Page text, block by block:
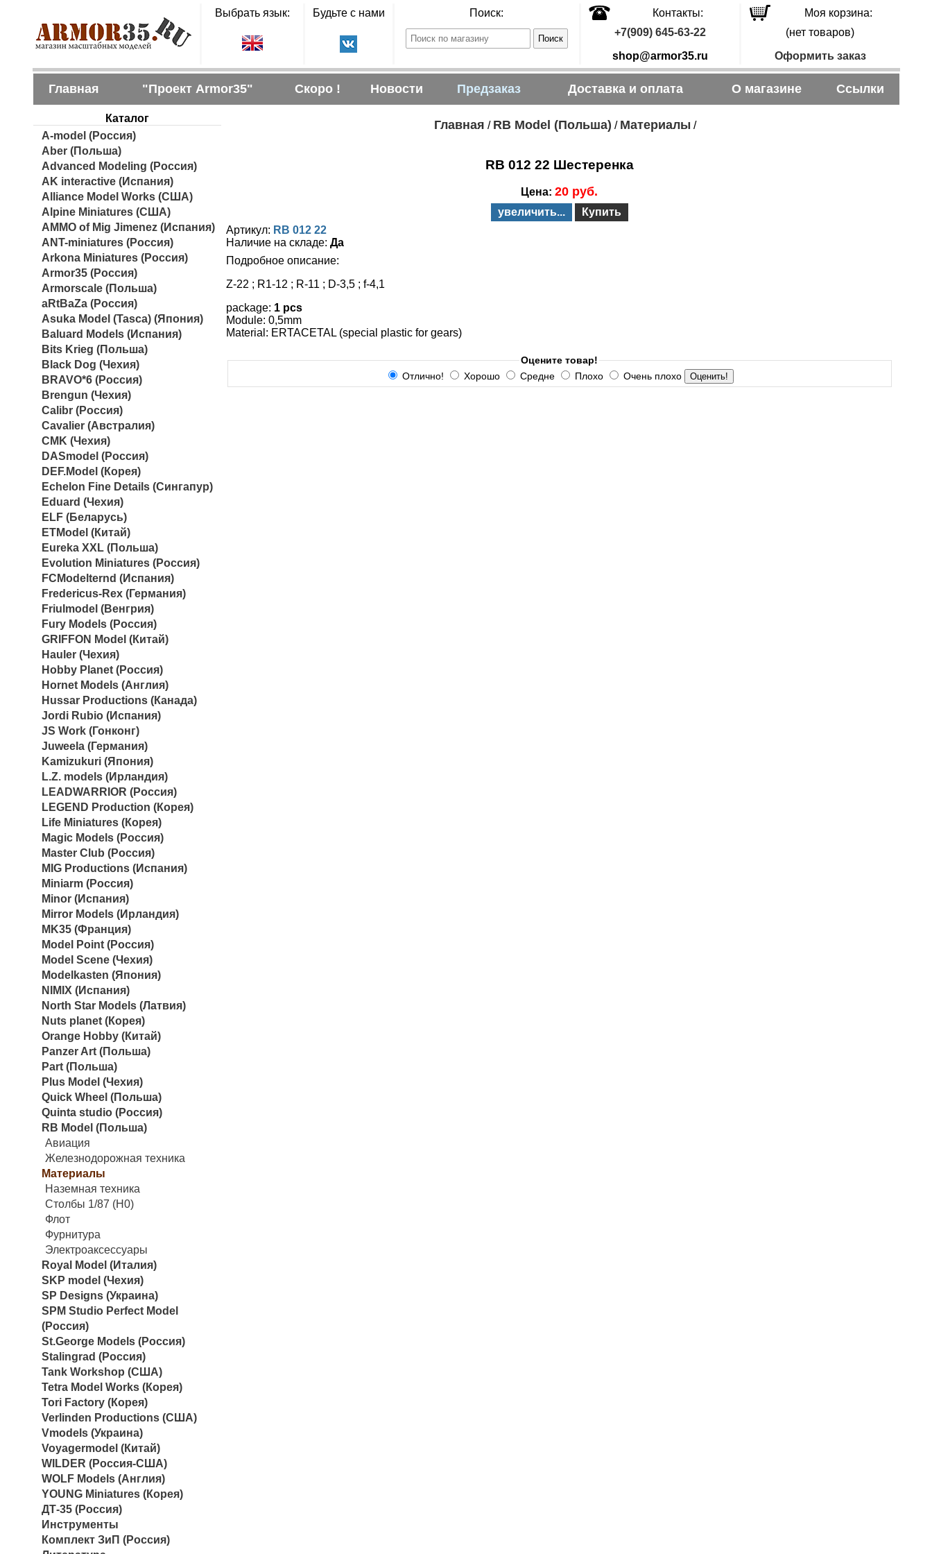
Выбрать язык: Будьте с нами Поиск: Контакты:
Моя корзина:
+7(909) 645-63-22
shop@armor35.ru
(нет товаров)
Оформить заказ
Главная "Проект Armor35" Скоро ! Новости Предзаказ Доставка и оплата О магазине Ссылки
Каталог
A-model (Россия)
Aber (Польша)
Advanced Modeling (Россия)
AK interactive (Испания)
Alliance Model Works (США)
Alpine Miniatures (США)
AMMO of Mig Jimenez (Испания)
ANT-miniatures (Россия)
Arkona Miniatures (Россия)
Armor35 (Россия)
Armorscale (Польша)
aRtBaZa (Россия)
Asuka Model (Tasca) (Япония)
Baluard Models (Испания)
Bits Krieg (Польша)
Black Dog (Чехия)
BRAVO*6 (Россия)
Brengun (Чехия)
Calibr (Россия)
Cavalier (Австралия)
CMK (Чехия)
DASmodel (Россия)
DEF.Model (Корея)
Echelon Fine Details (Сингапур)
Eduard (Чехия)
ELF (Беларусь)
ETModel (Китай)
Eureka XXL (Польша)
Evolution Miniatures (Россия)
FCModelternd (Испания)
Fredericus-Rex (Германия)
Friulmodel (Венгрия)
Fury Models (Россия)
GRIFFON Model (Китай)
Hauler (Чехия)
Hobby Planet (Россия)
Hornet Models (Англия)
Hussar Productions (Канада)
Jordi Rubio (Испания)
JS Work (Гонконг)
Juweela (Германия)
Kamizukuri (Япония)
L.Z. models (Ирландия)
LEADWARRIOR (Россия)
LEGEND Production (Корея)
Life Miniatures (Корея)
Magic Models (Россия)
Master Club (Россия)
MIG Productions (Испания)
Miniarm (Россия)
Minor (Испания)
Mirror Models (Ирландия)
MK35 (Франция)
Model Point (Россия)
Model Scene (Чехия)
Modelkasten (Япония)
NIMIX (Испания)
North Star Models (Латвия)
Nuts planet (Корея)
Orange Hobby (Китай)
Panzer Art (Польша)
Part (Польша)
Plus Model (Чехия)
Quick Wheel (Польша)
Quinta studio (Россия)
RB Model (Польша)
Авиация
Железнодорожная техника
Материалы
Наземная техника
Столбы 1/87 (H0)
Флот
Фурнитура
Электроаксессуары
Royal Model (Италия)
SKP model (Чехия)
SP Designs (Украина)
SPM Studio Perfect Model
(Россия)
St.George Models (Россия)
Stalingrad (Россия)
Tank Workshop (США)
Tetra Model Works (Корея)
Tori Factory (Корея)
Verlinden Productions (США)
Vmodels (Украина)
Voyagermodel (Китай)
WILDER (Россия-США)
WOLF Models (Англия)
YOUNG Miniatures (Корея)
ДТ-35 (Россия)
Инструменты
Комплект ЗиП (Россия)
Главная / RB Model (Польша) / Материалы /
RB 012 22 Шестеренка
Цена: 20 руб.
увеличить...
Купить
Артикул: RB 012 22
Наличие на складе: Да
Подробное описание:
Z-22 ; R1-12 ; R-11 ; D-3,5 ; f-4,1
package: 1 pcs
Module: 0,5mm
Material: ERTACETAL (special plastic for gears)
Оцените товар!
Отлично!
Хорошо Средне Плохо Очень плохо